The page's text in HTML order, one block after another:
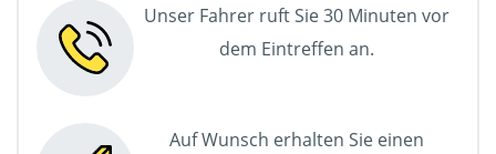
Unser Fahrer ruft Sie 30 Minuten vor
dem Eintreffen an.
Auf Wunsch erhalten Sie einen